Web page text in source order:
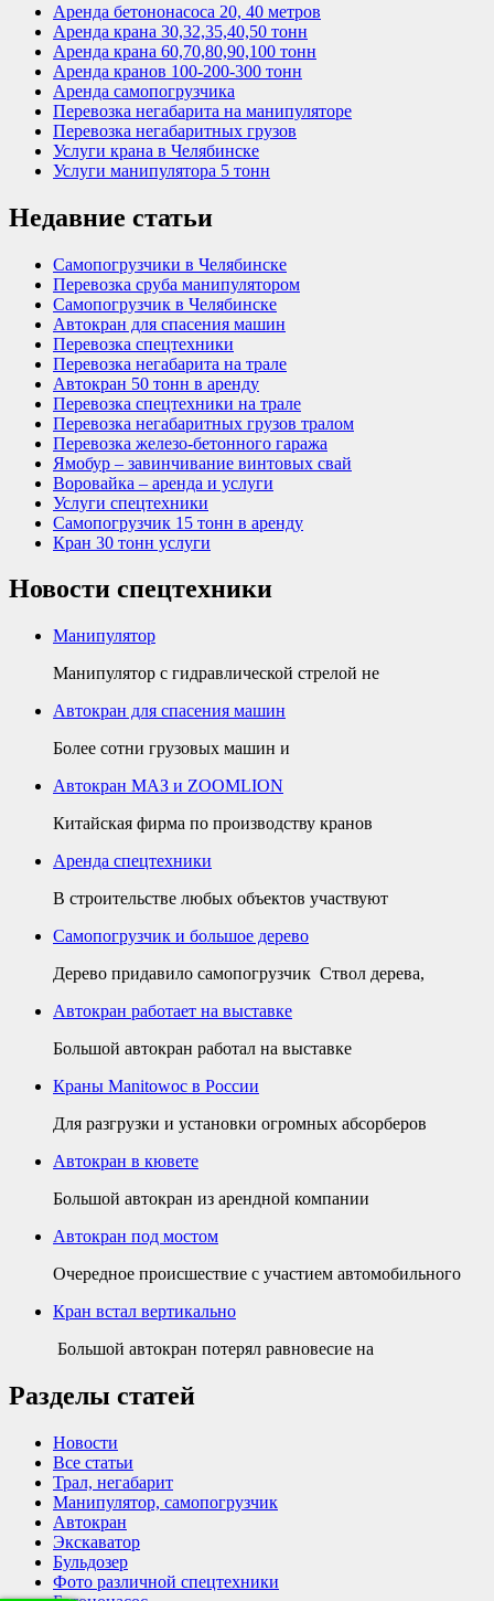
Аренда бетононасоса 20, 40 метров
Аренда крана 30,32,35,40,50 тонн
Аренда крана 60,70,80,90,100 тонн
Аренда кранов 100-200-300 тонн
Аренда самопогрузчика
Перевозка негабарита на манипуляторе
Перевозка негабаритных грузов
Услуги крана в Челябинске
Услуги манипулятора 5 тонн
Недавние статьи
Самопогрузчики в Челябинске
Перевозка сруба манипулятором
Самопогрузчик в Челябинске
Автокран для спасения машин
Перевозка спецтехники
Перевозка негабарита на трале
Автокран 50 тонн в аренду
Перевозка спецтехники на трале
Перевозка негабаритных грузов тралом
Перевозка железо-бетонного гаража
Ямобур – завинчивание винтовых свай
Воровайка – аренда и услуги
Услуги спецтехники
Самопогрузчик 15 тонн в аренду
Кран 30 тонн услуги
Новости спецтехники
Манипулятор
Манипулятор с гидравлической стрелой не
Автокран для спасения машин
Более сотни грузовых машин и
Автокран МАЗ и ZOOMLION
Китайская фирма по производству кранов
Аренда спецтехники
В строительстве любых объектов участвуют
Самопогрузчик и большое дерево
Дерево придавило самопогрузчик Ствол дерева,
Автокран работает на выставке
Большой автокран работал на выставке
Краны Manitowoc в России
Для разгрузки и установки огромных абсорберов
Автокран в кювете
Большой автокран из арендной компании
Автокран под мостом
Очередное происшествие с участием автомобильного
Кран встал вертикально
Большой автокран потерял равновесие на
Разделы статей
Новости
Все статьи
Трал, негабарит
Манипулятор, самопогрузчик
Автокран
Экскаватор
Бульдозер
Фото различной спецтехники